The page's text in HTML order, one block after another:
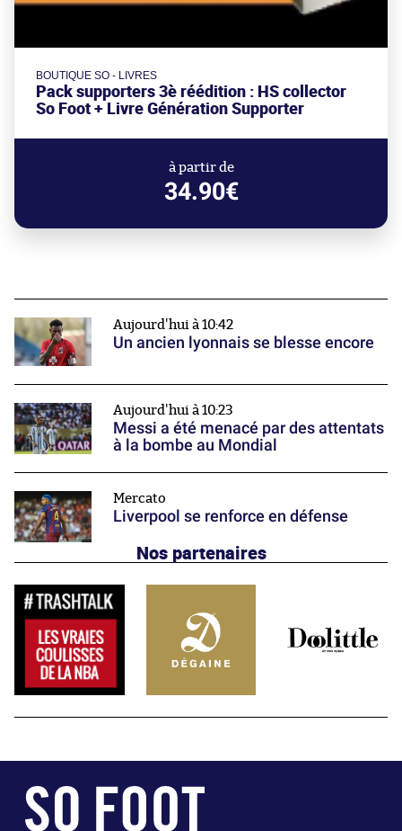
BOUTIQUE SO - LIVRES
Pack supporters 3è réédition : HS collector
So Foot + Livre Génération Supporter
à partir de
34.90€
Aujourd'hui à 10:42
Un ancien lyonnais se blesse encore
Aujourd'hui à 10:23
Messi a été menacé par des attentats
à la bombe au Mondial
Mercato
Liverpool se renforce en défense
Nos partenaires